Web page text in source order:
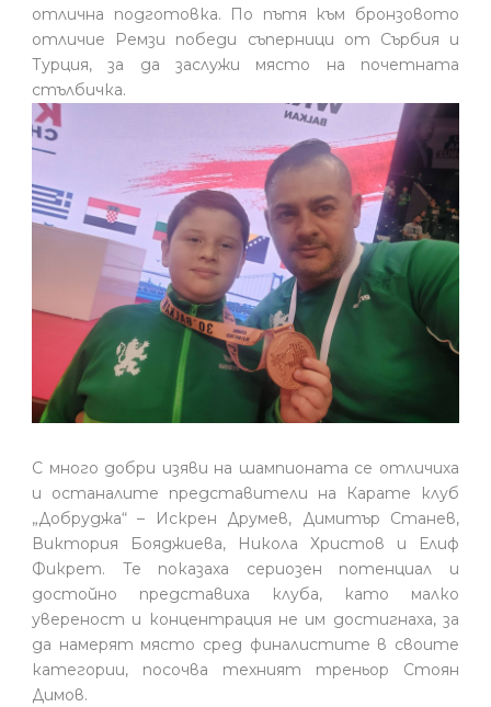
отлична подготовка. По пътя към бронзовото
отличие Ремзи победи съперници от Сърбия и
Турция, за да заслужи място на почетната
стълбичка.
С много добри изяви на шампионата се отличиха
и останалите представители на Карате клуб
„Добруджа“ – Искрен Друмев, Димитър Станев,
Виктория Бояджиева, Никола Христов и Елиф
Фикрет. Те показаха сериозен потенциал и
достойно представиха клуба, като малко
увереност и концентрация не им достигнаха, за
да намерят място сред финалистите в своите
категории, посочва техният треньор Стоян
Димов.